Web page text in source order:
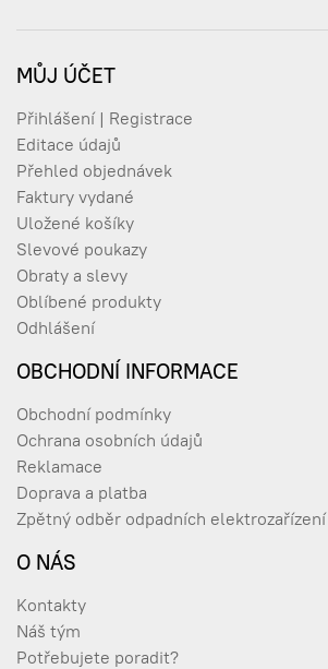
MŮJ ÚČET
Přihlášení | Registrace
Editace údajů
Přehled objednávek
Faktury vydané
Uložené košíky
Slevové poukazy
Obraty a slevy
Oblíbené produkty
Odhlášení
OBCHODNÍ INFORMACE
Obchodní podmínky
Ochrana osobních údajů
Reklamace
Doprava a platba
Zpětný odběr odpadních elektrozařízení
O NÁS
Kontakty
Náš tým
Potřebujete poradit?